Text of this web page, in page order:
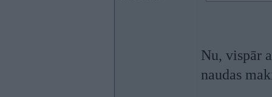
Nu, vispār
naudas